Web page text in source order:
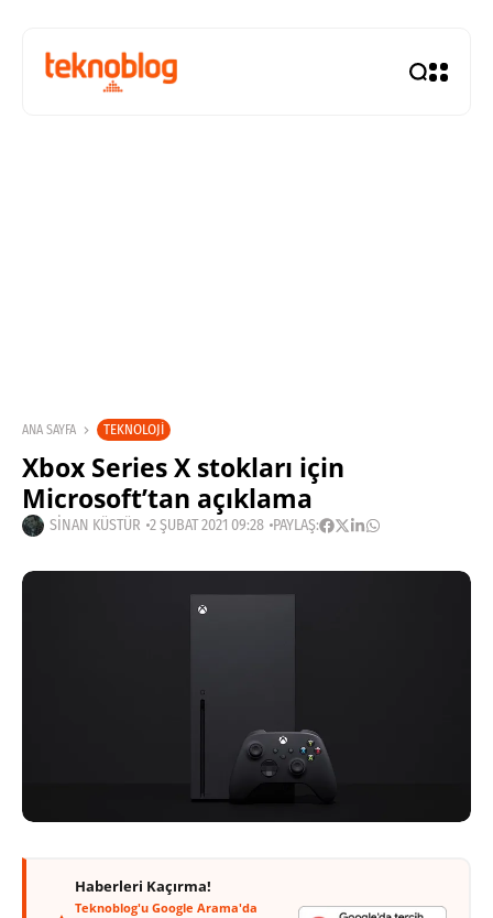
ANA SAYFA TEKNOLOJI
Xbox Series X stokları için
Microsoft’tan açıklama
SINAN KÜSTÜR 2 ŞUBAT 2021 09:28 PAYLAŞ:
Haberleri Kaçırma!
Teknoblog'u Google Arama'da